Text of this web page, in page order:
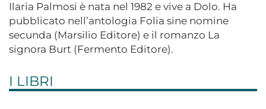
Ilaria Palmosi è nata nel 1982 e vive a Dolo. Ha
pubblicato nell’antologia Folia sine nomine
secunda (Marsilio Editore) e il romanzo La
signora Burt (Fermento Editore).
I LIBRI